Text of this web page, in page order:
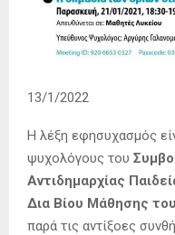
13/1/2022
Η λέξη εφησυχασμός
ψυχολόγους του
Αντιδημαρχίας
Δια Βίου Μάθησης
παρά τις αντίξοες